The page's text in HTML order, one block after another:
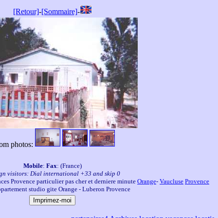
[Retour]-[Sommaire]-
photos:
Mobile: Fax: (France)
visitors: Dial international +33 and skip 0
Provence particulier pas cher et derniere minute Orange- Vaucluse Provence
studio gite Orange - Luberon Provence